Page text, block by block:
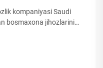
kompaniyasi Saudi
bosmaxona jihozlarini